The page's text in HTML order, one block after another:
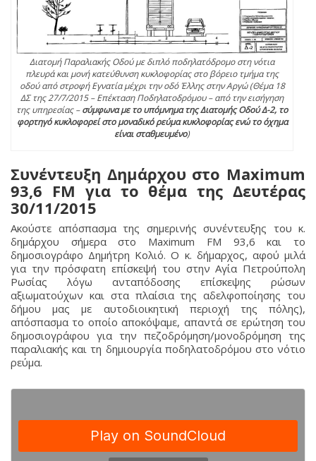
Διατομή Παραλιακής Οδού με διπλό ποδηλατόδρομο στη νότια
πλευρά και μονή κατεύθυνση κυκλοφορίας στο βόρειο τμήμα της
οδού από στροφή Εγνατία μέχρι την οδό Έλλης στην Αργώ (Θέμα 18
ΔΣ της 27/7/2015 – Επέκταση Ποδηλατοδρόμου – από την εισήγηση
της υπηρεσίας –σύμφωνα με το υπόμνημα της Διατομής Οδού Δ-2, το
φορτηγό κυκλοφορεί στο μοναδικό ρεύμα κυκλοφορίας ενώ το όχημα
είναι σταθμευμένο)
Συνέντευξη Δημάρχου στο Maximum
93,6 FM για το θέμα της Δευτέρας
30/11/2015
Ακούστε απόσπασμα της σημερινής συνέντευξης του κ.
δημάρχου σήμερα στο Maximum FM 93,6 και το
δημοσιογράφο Δημήτρη Κολιό. Ο κ. δήμαρχος, αφού μιλά
για την πρόσφατη επίσκεψή του στην Αγία Πετρούπολη
Ρωσίας λόγω ανταπόδοσης επίσκεψης ρώσων
αξιωματούχων και στα πλαίσια της αδελφοποίησης του
δήμου μας με αυτοδιοικητική περιοχή της πόλης),
απόσπασμα το οποίο αποκόψαμε, απαντά σε ερώτηση του
δημοσιογράφου για την πεζοδρόμηση/μονοδρόμηση της
παραλιακής και τη δημιουργία ποδηλατοδρόμου στο νότιο
ρεύμα.